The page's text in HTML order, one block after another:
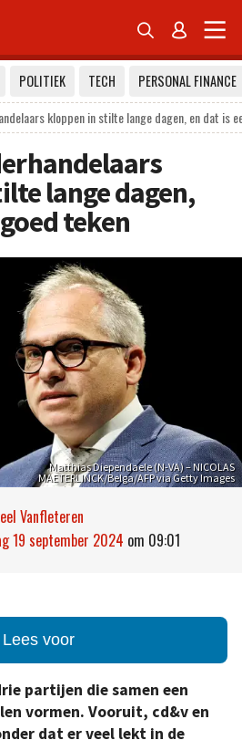
 
POLITIEK TECH
PERSONAL FINANCE
kloppen in stilte lange dagen, en dat is
lange dagen,
teken
Matthias Diependaele (N-VA) – NICOLAS
MAETERLINCK/Belga/AFP via Getty Images
Vanfleteren
19 september 2024 om 09:01
Lees voor
partijen die samen een
vormen. Vooruit, cd&v en
dat er veel lekt in de